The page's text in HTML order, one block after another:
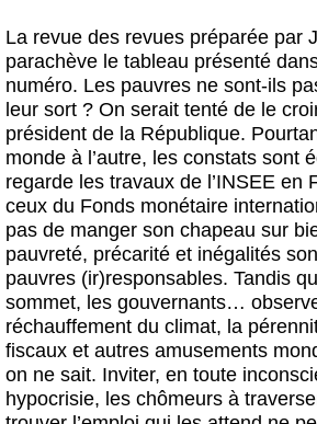
La revue des revues préparée par
parachève le tableau présenté
numéro. Les pauvres ne sont-ils
leur sort ? On serait tenté de le
président de la République.
monde à l’autre, les constats sont
regarde les travaux de l’INSEE en
ceux du Fonds monétaire
pas de manger son chapeau sur
pauvreté, précarité et inégalités
pauvres (ir)responsables. Tandis
sommet, les gouvernants…
réchauffement du climat, la
fiscaux et autres amusements
on ne sait. Inviter, en toute
hypocrisie, les chômeurs à